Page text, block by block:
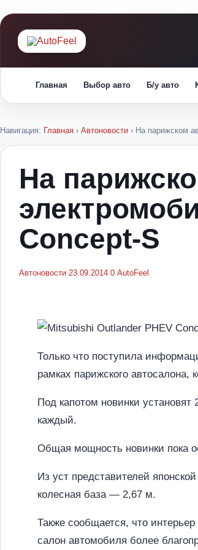
Главная Выбор авто Б/у авто
Навигация: Главная › Автоновости › На парижском
На
Concept-S
Автоновости 23.09.2014 0 AutoFeel
Только что поступила
рамках парижского автосалона,
Под капотом новинки
каждый.
Общая мощность новинки пока
Из уст представителей
колесная база — 2,67 м.
Также сообщается, что
салон автомобиля более